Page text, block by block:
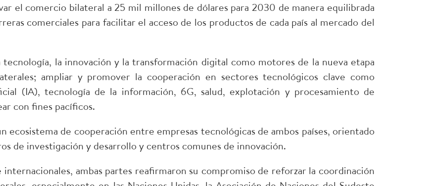
el comercio bilateral a 25 mil millones de dólares para 2030 de manera equilibrada
comerciales para facilitar el acceso de los productos de cada país al mercado del
la innovación y la transformación digital como motores de la nueva etapa
ampliar y promover la cooperación en sectores tecnológicos clave como
(IA), tecnología de la información, 6G, salud, explotación y procesamiento de
con fines pacíficos.
ecosistema de cooperación entre empresas tecnológicas de ambos países, orientado
de investigación y desarrollo y centros comunes de innovación.
internacionales, ambas partes reafirmaron su compromiso de reforzar la coordinación